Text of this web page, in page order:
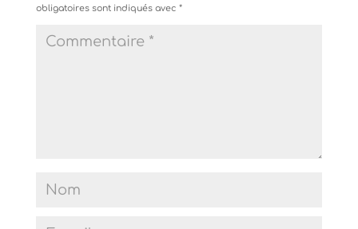
obligatoires sont indiqués avec *